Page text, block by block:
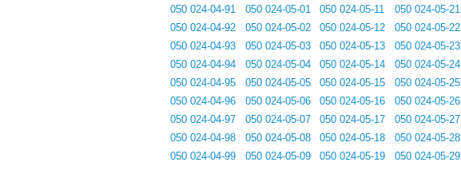
050 024-04-91
050 024-04-92
050 024-04-93
050 024-04-94
050 024-04-95
050 024-04-96
050 024-04-97
050 024-04-98
050 024-04-99
050 024-05-01
050 024-05-02
050 024-05-03
050 024-05-04
050 024-05-05
050 024-05-06
050 024-05-07
050 024-05-08
050 024-05-09
050 024-05-11
050 024-05-12
050 024-05-13
050 024-05-14
050 024-05-15
050 024-05-16
050 024-05-17
050 024-05-18
050 024-05-19
050 024-05-21
050 024-05-22
050 024-05-23
050 024-05-24
050 024-05-25
050 024-05-26
050 024-05-27
050 024-05-28
050 024-05-29